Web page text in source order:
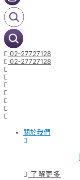
02-27727128
02-27727128
關於我們
了解更多